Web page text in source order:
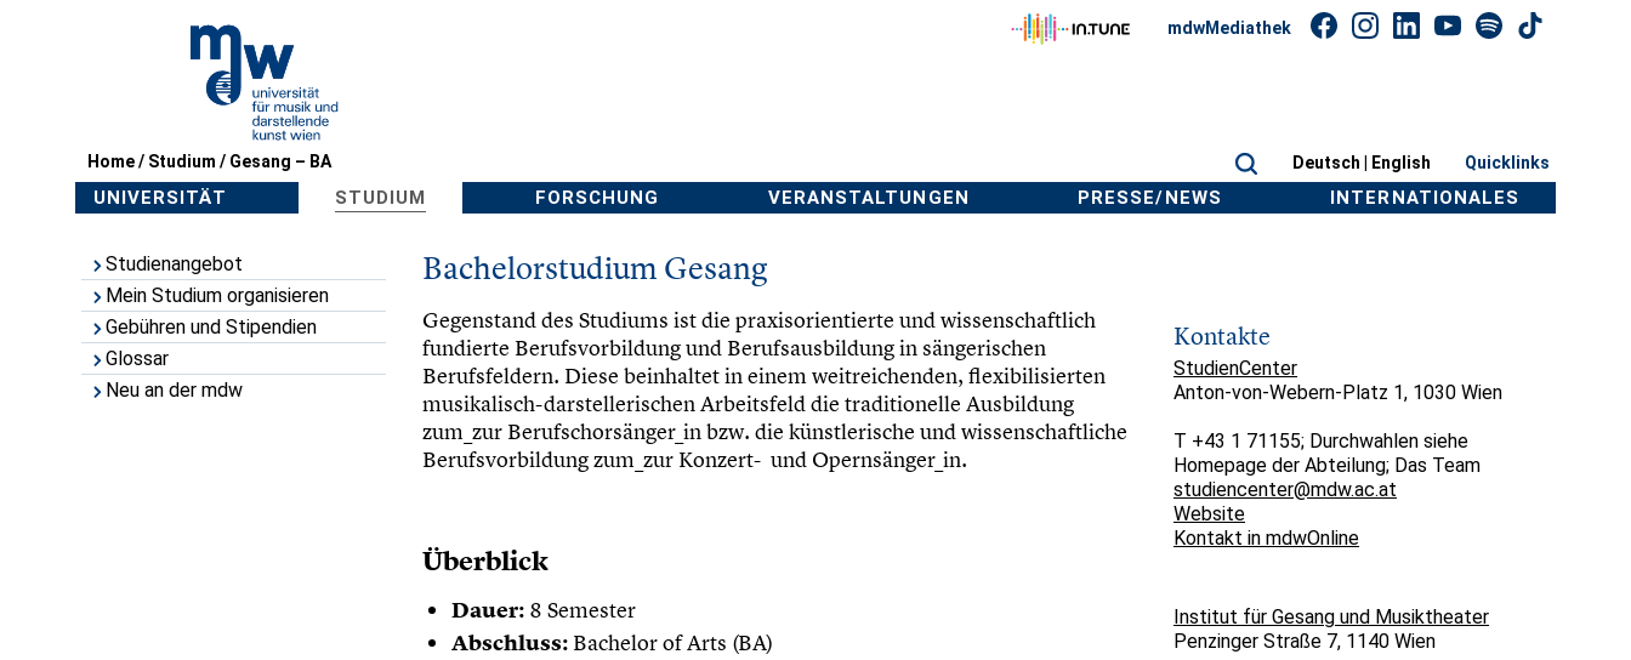
Home/ Studium / Gesang – BA
mdwMediathek
Deutsch | English Quicklinks
UNIVERSITÄT STUDIUM FORSCHUNG VERANSTALTUNGEN PRESSE/NEWS INTERNATIONALES
Studienangebot
Mein Studium organisieren
Gebühren und Stipendien
Glossar
Neu an der mdw
Bachelorstudium Gesang
Gegenstand des Studiums ist die praxisorientierte und wissenschaftlich
fundierte Berufsvorbildung und Berufsausbildung in sängerischen
Berufsfeldern. Diese beinhaltet in einem weitreichenden, flexibilisierten
musikalisch-darstellerischen Arbeitsfeld die traditionelle Ausbildung
zum_zur Berufschorsänger_in bzw. die künstlerische und wissenschaftliche
Berufsvorbildung zum_zur Konzert- und Opernsänger_in.
Überblick
Dauer: 8 Semester
Abschluss: Bachelor of Arts (BA)
Kontakte
StudienCenter
Anton-von-Webern-Platz 1, 1030 Wien
T +43 1 71155; Durchwahlen siehe
Homepage der Abteilung; Das Team
studiencenter@mdw.ac.at
Website
Kontakt in mdwOnline
Institut für Gesang und Musiktheater
Penzinger Straße 7, 1140 Wien